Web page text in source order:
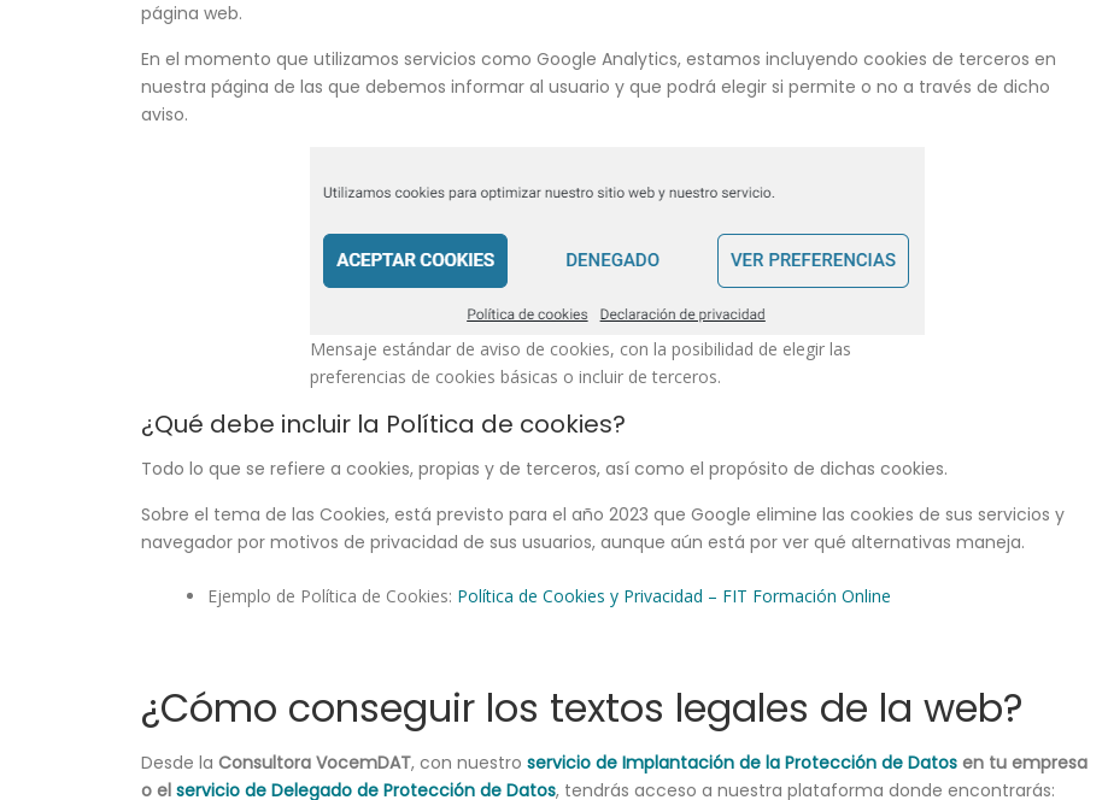
página web.
En el momento que utilizamos servicios como Google Analytics, estamos incluyendo cookies de terceros en
nuestra página de las que debemos informar al usuario y que podrá elegir si permite o no a través de dicho
aviso.
Mensaje estándar de aviso de cookies, con la posibilidad de elegir las
preferencias de cookies básicas o incluir de terceros.
¿Qué debe incluir la Política de cookies?
Todo lo que se refiere a cookies, propias y de terceros, así como el propósito de dichas cookies.
Sobre el tema de las Cookies, está previsto para el año 2023 que Google elimine las cookies de sus servicios y
navegador por motivos de privacidad de sus usuarios, aunque aún está por ver qué alternativas maneja.
Ejemplo de Política de Cookies: Política de Cookies y Privacidad – FIT Formación Online
¿Cómo conseguir los textos legales de la web?
Desde la Consultora VocemDAT, con nuestro servicio de Implantación de la Protección de Datos en tu empresa
o el servicio de Delegado de Protección de Datos, tendrás acceso a nuestra plataforma donde encontrarás: